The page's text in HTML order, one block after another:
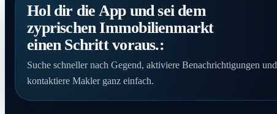
Hol dir die App und sei dem
zyprischen Immobilienmarkt
einen Schritt voraus.:
Suche schneller nach Gegend, aktiviere Benachrichtigungen und
kontaktiere Makler ganz einfach.